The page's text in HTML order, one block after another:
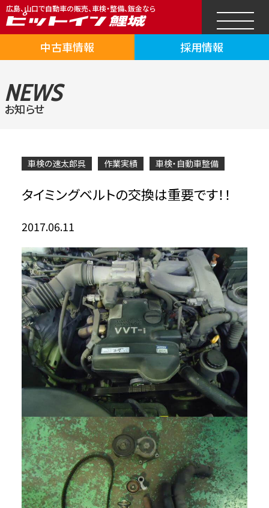
広島、山口で自動車の販売、車検・整備、鈑金なら
中古車情報 採用情報
NEWS
お知らせ
車検の速太郎呉 作業実績 車検・自動車整備
タイミングベルトの交換は重要です！！
2017.06.11